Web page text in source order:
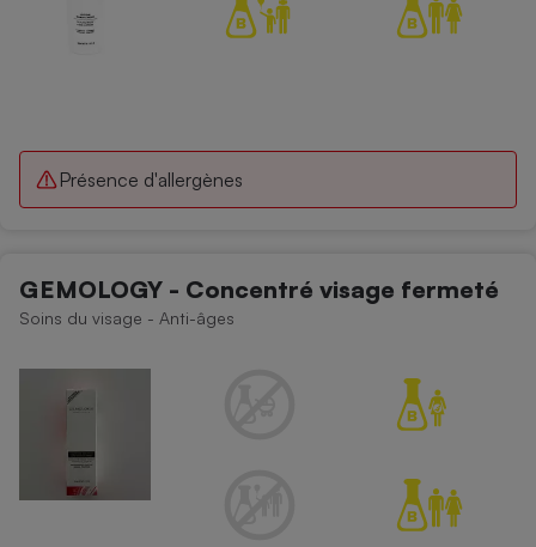
Présence d'allergènes
GEMOLOGY - Concentré visage fermeté
Soins du visage - Anti-âges